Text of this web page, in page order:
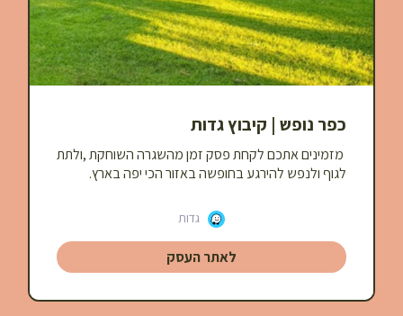
כפר נופש | קיבוץ גדות
מזמינים אתכם לקחת פסק זמן מהשגרה השוחקת ,ולתת
לגוף ולנפש להירגע בחופשה באזור הכי יפה בארץ.
גדות
לאתר העסק